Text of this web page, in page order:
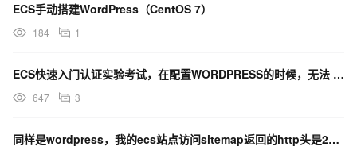
ECS手动搭建WordPress（CentOS 7）
184 1
ECS快速入门认证实验考试，在配置WORDPRESS的时候，无法 打开公网地址。
647 3
同样是wordpress，我的ecs站点访问sitemap返回的http头是200，但是fc站点访问